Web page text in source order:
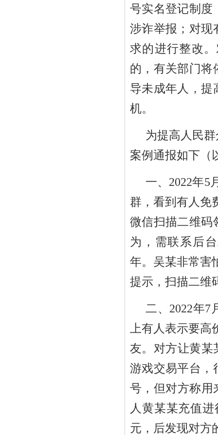
号实名登记制度
涉诈举报；对现
求的进行整改
的，有关部门将
导未成年人，提
机。
为提高人民
案例通报如下（
一、 2022年5
群，看到有人免
微信扫描二维码
为，需联系后
年。吴某非常害
提示，扫描二维
二、 2022年7
上有人表示要
友。对方让黄某
游戏交易平台，
号，但对方称用
人黄某某充值
元，后发现对方